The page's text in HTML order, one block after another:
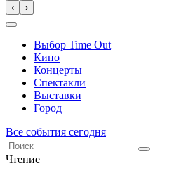
‹ ›
Выбор Time Out
Кино
Концерты
Спектакли
Выставки
Город
Все события сегодня
Чтение